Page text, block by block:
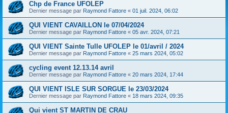
e
Chp de France UFOLEP
Dernier message par Raymond Fattore « 01 juil. 2024, 06:02
QUI VIENT CAVAILLON le 07/04/2024
Dernier message par Raymond Fattore « 05 avr. 2024, 07:21
QUI VIENT Sainte Tulle UFOLEP le 01/avril / 2024
Dernier message par Raymond Fattore « 25 mars 2024, 05:02
cycling event 12.13.14 avril
Dernier message par Raymond Fattore « 20 mars 2024, 17:44
QUI VIENT ISLE SUR SORGUE le 23/03/2024
Dernier message par Raymond Fattore « 18 mars 2024, 09:35
Qui vient ST MARTIN DE CRAU